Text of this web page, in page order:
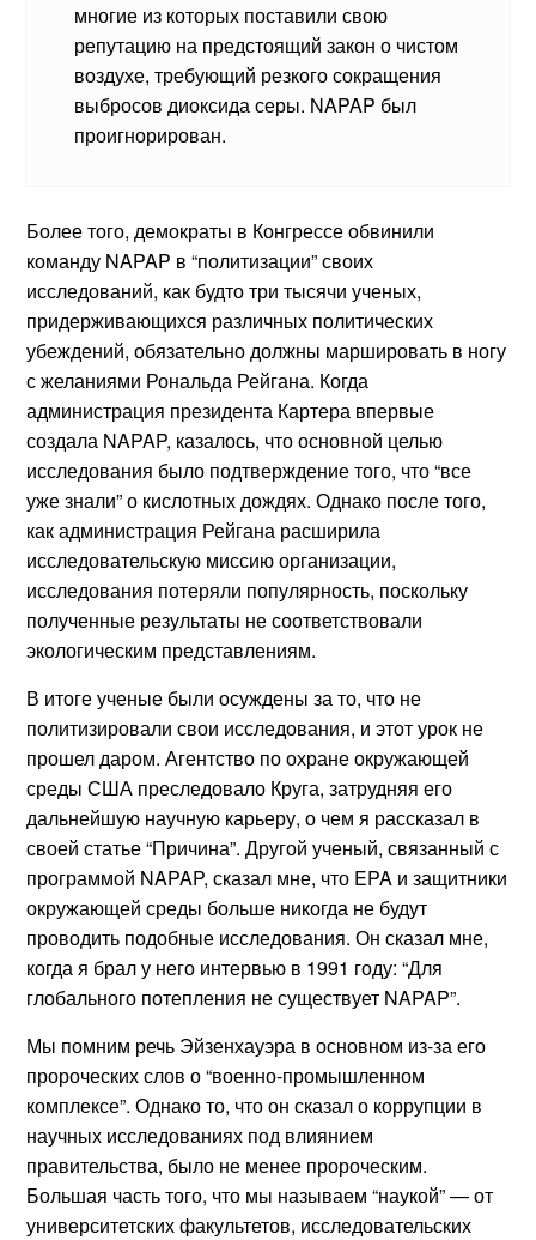
многие из которых поставили свою
репутацию на предстоящий закон о чистом
воздухе, требующий резкого сокращения
выбросов диоксида серы. NAPAP был
проигнорирован.
Более того, демократы в Конгрессе обвинили
команду NAPAP в “политизации” своих
исследований, как будто три тысячи ученых,
придерживающихся различных политических
убеждений, обязательно должны маршировать в ногу
с желаниями Рональда Рейгана. Когда
администрация президента Картера впервые
создала NAPAP, казалось, что основной целью
исследования было подтверждение того, что “все
уже знали” о кислотных дождях. Однако после того,
как администрация Рейгана расширила
исследовательскую миссию организации,
исследования потеряли популярность, поскольку
полученные результаты не соответствовали
экологическим представлениям.
В итоге ученые были осуждены за то, что не
политизировали свои исследования, и этот урок не
прошел даром. Агентство по охране окружающей
среды США преследовало Круга, затрудняя его
дальнейшую научную карьеру, о чем я рассказал в
своей статье “Причина”. Другой ученый, связанный с
программой NAPAP, сказал мне, что EPA и защитники
окружающей среды больше никогда не будут
проводить подобные исследования. Он сказал мне,
когда я брал у него интервью в 1991 году: “Для
глобального потепления не существует NAPAP”.
Мы помним речь Эйзенхауэра в основном из-за его
пророческих слов о “военно-промышленном
комплексе”. Однако то, что он сказал о коррупции в
научных исследованиях под влиянием
правительства, было не менее пророческим.
Большая часть того, что мы называем “наукой” — от
университетских факультетов, исследовательских